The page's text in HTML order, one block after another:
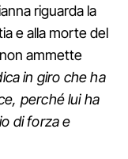
riguarda la
e alla morte del
ammette
in giro che ha
perché lui ha
di forza e